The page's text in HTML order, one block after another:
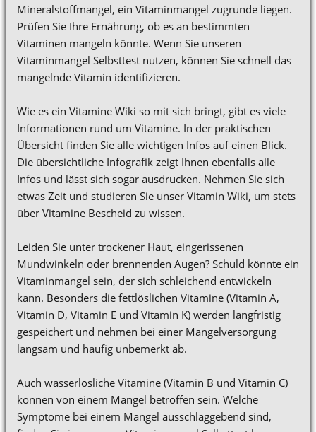
Mineralstoffmangel, ein Vitaminmangel zugrunde liegen.
Prüfen Sie Ihre Ernährung, ob es an bestimmten
Vitaminen mangeln könnte. Wenn Sie unseren
Vitaminmangel Selbsttest nutzen, können Sie schnell das
mangelnde Vitamin identifizieren.
Wie es ein Vitamine Wiki so mit sich bringt, gibt es viele
Informationen rund um Vitamine. In der praktischen
Übersicht finden Sie alle wichtigen Infos auf einen Blick.
Die übersichtliche Infografik zeigt Ihnen ebenfalls alle
Infos und lässt sich sogar ausdrucken. Nehmen Sie sich
etwas Zeit und studieren Sie unser Vitamin Wiki, um stets
über Vitamine Bescheid zu wissen.
Leiden Sie unter trockener Haut, eingerissenen
Mundwinkeln oder brennenden Augen? Schuld könnte ein
Vitaminmangel sein, der sich schleichend entwickeln
kann. Besonders die fettlöslichen Vitamine (Vitamin A,
Vitamin D, Vitamin E und Vitamin K) werden langfristig
gespeichert und nehmen bei einer Mangelversorgung
langsam und häufig unbemerkt ab.
Auch wasserlösliche Vitamine (Vitamin B und Vitamin C)
können von einem Mangel betroffen sein. Welche
Symptome bei einem Mangel ausschlaggebend sind,